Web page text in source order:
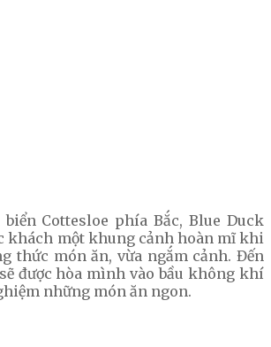
Cottesloe phía Bắc, Blue Duck
khách một khung cảnh hoàn mĩ khi
thức món ăn, vừa ngắm cảnh. Đến
được hòa mình vào bầu không khí
những món ăn ngon.